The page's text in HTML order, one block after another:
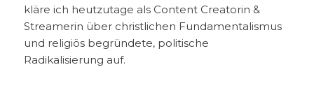
kläre ich heutzutage als Content Creatorin &
Streamerin über christlichen Fundamentalismus
und religiös begründete, politische
Radikalisierung auf.